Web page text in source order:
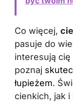
Co więcej,
pasuje do
interesują
poznaj
łupieżem.
cienkich, jak i